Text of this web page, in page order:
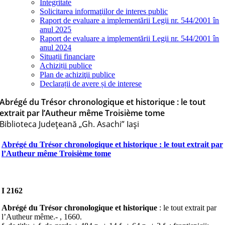
Integritate
Solicitarea informaţiilor de interes public
Raport de evaluare a implementării Legii nr. 544/2001 în
anul 2025
Raport de evaluare a implementării Legii nr. 544/2001 în
anul 2024
Situații financiare
Achiziții publice
Plan de achiziţii publice
Declarații de avere și de interese
Abrégé du Trésor chronologique et historique : le tout
extrait par l’Autheur même Troisième tome
Biblioteca Judeţeană „Gh. Asachi” Iaşi
Abrégé du Trésor chronologique et historique : le tout extrait par
l’Autheur même Troisième tome
I 2162
Abrégé du Trésor chronologique et historique : le tout extrait par
l’Autheur même.- , 1660.